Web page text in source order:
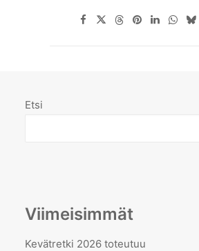
Etsi
Viimeisimmät
Kevätretki 2026 toteutuu